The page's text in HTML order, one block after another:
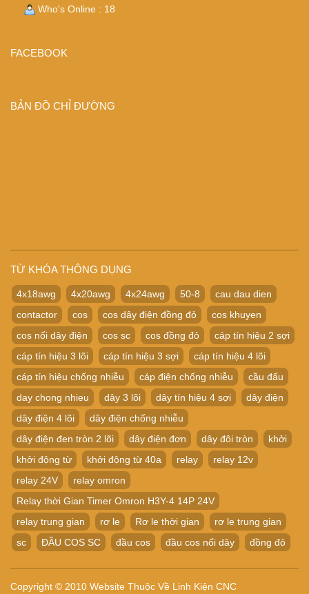
Who's Online : 18
FACEBOOK
BẢN ĐỒ CHỈ ĐƯỜNG
TỪ KHÓA THÔNG DỤNG
4x18awg 4x20awg 4x24awg 50-8
cau dau dien
contactor
cos cos dây điện đồng đỏ
cos khuyen
cos nối dây điện
cos sc cos đồng đỏ
cáp tín hiệu 2 sợi
cáp tín hiệu 3 lõi
cáp tín hiệu 3 sợi
cáp tín hiệu 4 lõi
cáp tín hiệu chống nhiễu
cáp điện chống nhiễu
cầu đấu
day chong nhieu
dây 3 lõi dây tín hiệu 4 sợi
dây điện
dây điện 4 lõi
dây điện chống nhiễu
dây điện đen tròn 2 lõi
dây điện đơn dây đôi tròn
khởi
khởi động từ
khởi động từ 40a relay
relay 12v
relay 24V
relay omron
Relay thời Gian Timer Omron H3Y-4 14P 24V
relay trung gian
rơ le Rơ le thời gian
rơ le trung gian
sc
ĐẦU COS SC đầu cos đầu cos nối dây đồng đỏ
Copyright © 2010 Website Thuộc Về Linh Kiện CNC